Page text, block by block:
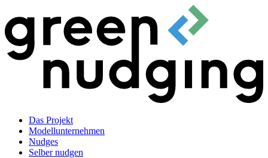
Das Projekt
Modellunternehmen
Nudges
Selber nudgen